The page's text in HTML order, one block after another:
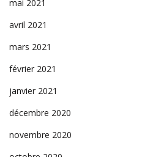
mai 2021
avril 2021
mars 2021
février 2021
janvier 2021
décembre 2020
novembre 2020